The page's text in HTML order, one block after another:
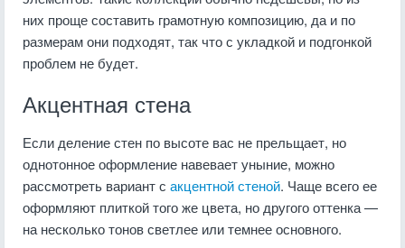
них проще составить грамотную композицию, да и по
размерам они подходят, так что с укладкой и подгонкой
проблем не будет.
Акцентная стена
Если деление стен по высоте вас не прельщает, но
однотонное оформление навевает уныние, можно
рассмотреть вариант с акцентной стеной. Чаще всего ее
оформляют плиткой того же цвета, но другого оттенка —
на несколько тонов светлее или темнее основного.